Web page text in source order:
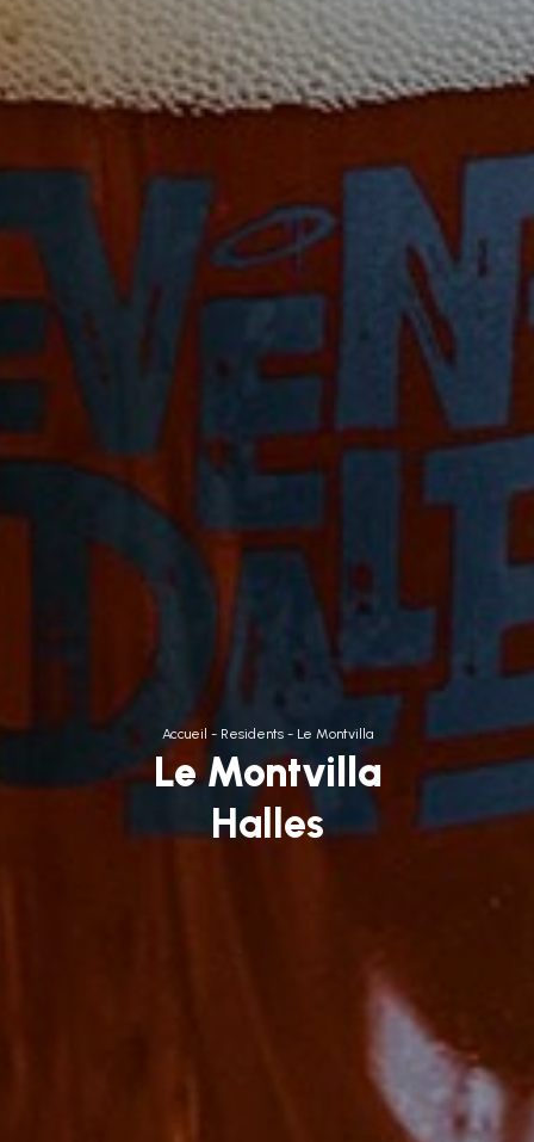
Accueil - Residents- Le Montvilla
Le Montvilla
Halles